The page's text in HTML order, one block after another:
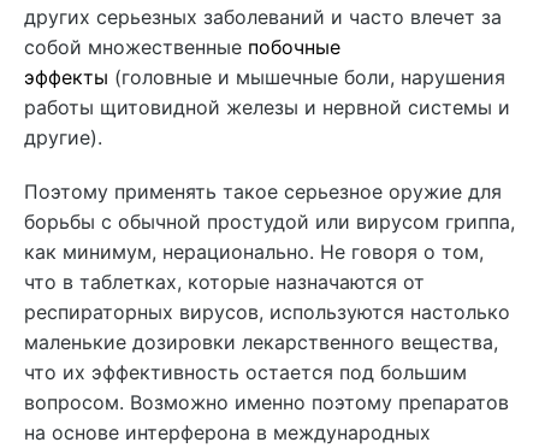
других серьезных заболеваний и часто влечет за
собой множественные побочные
эффекты (головные и мышечные боли, нарушения
работы щитовидной железы и нервной системы и
другие).
Поэтому применять такое серьезное оружие для
борьбы с обычной простудой или вирусом гриппа,
как минимум, нерационально. Не говоря о том,
что в таблетках, которые назначаются от
респираторных вирусов, используются настолько
маленькие дозировки лекарственного вещества,
что их эффективность остается под большим
вопросом. Возможно именно поэтому препаратов
на основе интерферона в международных